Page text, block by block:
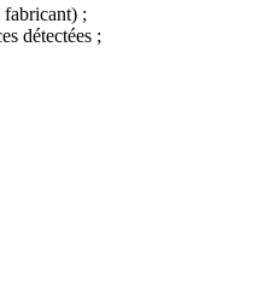
fabricant) ;
détectées ;